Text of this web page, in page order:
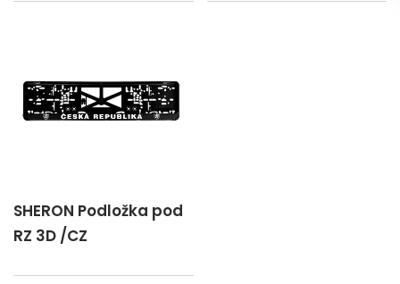
SHERON Podložka pod
RZ 3D /CZ